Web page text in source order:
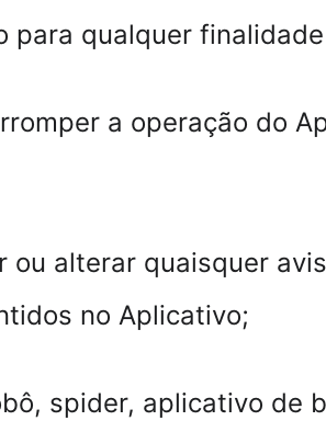
para qualquer
a operação do
ou alterar quaisquer
no Aplicativo;
spider, aplicativo de